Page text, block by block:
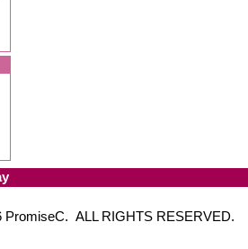
PromiseC. ALL RIGHTS RESERVED.